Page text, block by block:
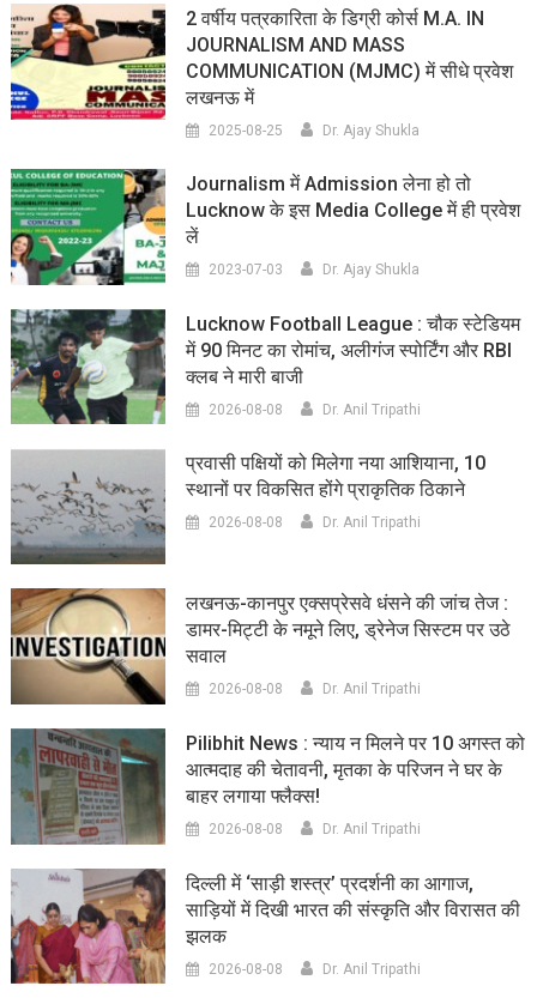
2 वर्षीय पत्रकारिता के डिग्री कोर्स M.A. IN
JOURNALISM AND MASS
COMMUNICATION (MJMC) में सीधे प्रवेश
लखनऊ में
2025-08-25 Dr. Ajay Shukla
Journalism में Admission लेना हो तो
Lucknow के इस Media College में ही प्रवेश
लें
2023-07-03 Dr. Ajay Shukla
Lucknow Football League : चौक स्टेडियम
में 90 मिनट का रोमांच, अलीगंज स्पोर्टिंग और RBI
क्लब ने मारी बाजी
2026-08-08 Dr. Anil Tripathi
प्रवासी पक्षियों को मिलेगा नया आशियाना, 10
स्थानों पर विकसित होंगे प्राकृतिक ठिकाने
2026-08-08 Dr. Anil Tripathi
लखनऊ-कानपुर एक्सप्रेसवे धंसने की जांच तेज :
डामर-मिट्टी के नमूने लिए, ड्रेनेज सिस्टम पर उठे
सवाल
2026-08-08 Dr. Anil Tripathi
Pilibhit News : न्याय न मिलने पर 10 अगस्त को
आत्मदाह की चेतावनी, मृतका के परिजन ने घर के
बाहर लगाया फ्लैक्स!
2026-08-08 Dr. Anil Tripathi
दिल्ली में ‘साड़ी शस्त्र’ प्रदर्शनी का आगाज,
साड़ियों में दिखी भारत की संस्कृति और विरासत की
झलक
2026-08-08 Dr. Anil Tripathi